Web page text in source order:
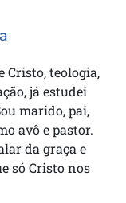
Cristo, teologia,
já estudei
marido, pai,
avô e pastor.
da graça e
só Cristo nos